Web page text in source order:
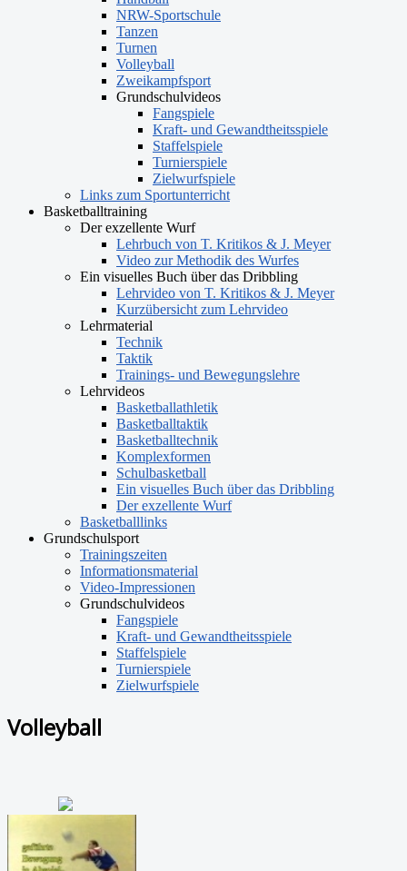
NRW-Sportschule
Tanzen
Turnen
Volleyball
Zweikampfsport
Grundschulvideos
Fangspiele
Kraft- und Gewandtheitsspiele
Staffelspiele
Turnierspiele
Zielwurfspiele
Links zum Sportunterricht
Basketballtraining
Der exzellente Wurf
Lehrbuch von T. Kritikos & J. Meyer
Video zur Methodik des Wurfes
Ein visuelles Buch über das Dribbling
Lehrvideo von T. Kritikos & J. Meyer
Kurzübersicht zum Lehrvideo
Lehrmaterial
Technik
Taktik
Trainings- und Bewegungslehre
Lehrvideos
Basketballathletik
Basketballtaktik
Basketballtechnik
Komplexformen
Schulbasketball
Ein visuelles Buch über das Dribbling
Der exzellente Wurf
Basketballlinks
Grundschulsport
Trainingszeiten
Informationsmaterial
Video-Impressionen
Grundschulvideos
Fangspiele
Kraft- und Gewandtheitsspiele
Staffelspiele
Turnierspiele
Zielwurfspiele
Volleyball